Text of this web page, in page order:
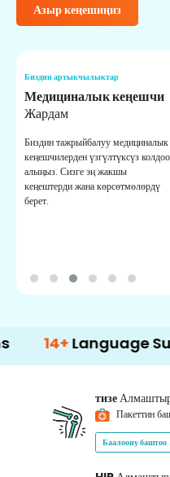
Азыр кеңешиңиз
Биздин артыкчылыктар
Медициналык кеңешчи
Жардам
Биздин тажрыйбалуу медициналык
кеңешчилерден үзгүлтүксүз колдоо
алыңыз. Сизге эң жакшы
кеңештерди жана көрсөтмөлөрдү
берет.
Language Support
тизе
Пакеттин
Баалоону баштоо